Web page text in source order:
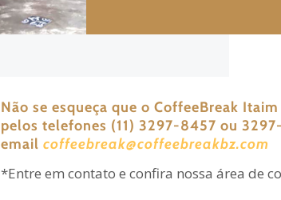
Não se esqueça que o CoffeeBreak
pelos telefones (11) 3297-8457 ou
email coffeebreak@coffeebreakbz.com
*Entre em contato e confira nossa área de